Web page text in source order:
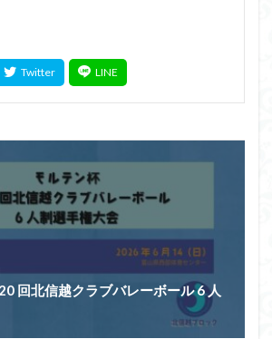
回北信越クラブバレーボール 6 人